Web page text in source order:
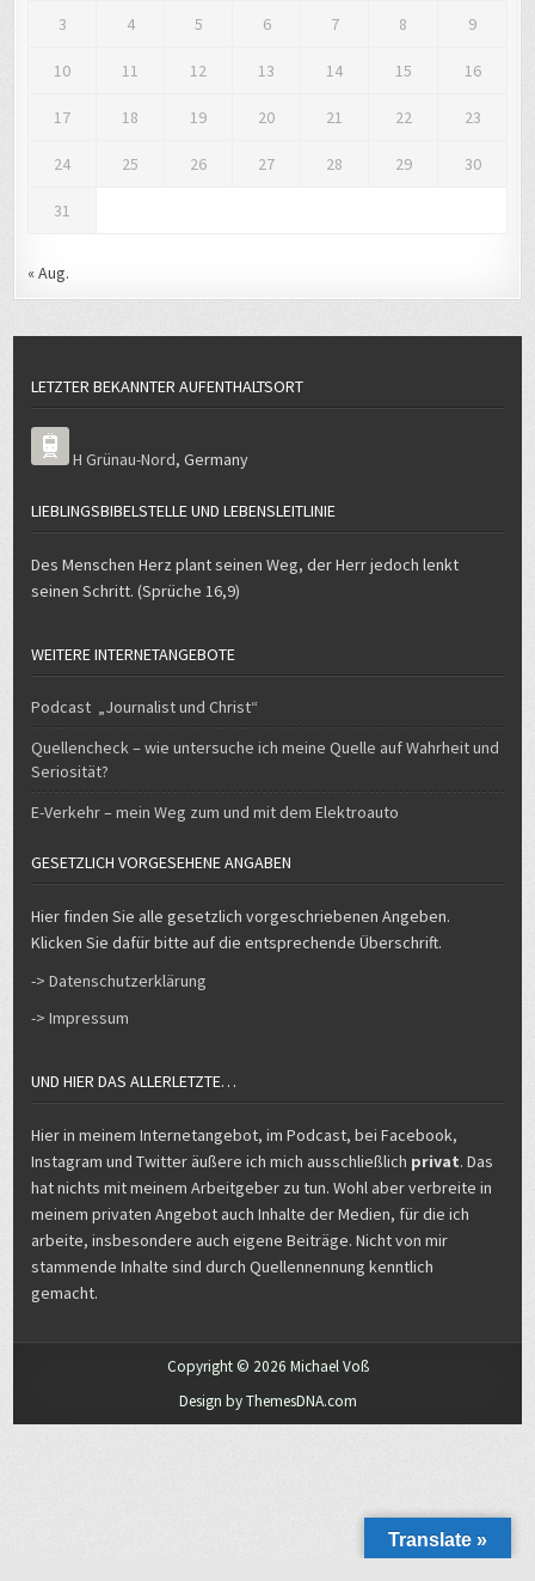
3 4 5 6 7 8 9
10 11 12 13 14 15 16
17 18 19 20 21 22 23
24 25 26 27 28 29 30
31
« Aug.
LETZTER BEKANNTER AUFENTHALTSORT
H Grünau-Nord,Germany
LIEBLINGSBIBELSTELLE UND LEBENSLEITLINIE
Des Menschen Herz plant seinen Weg, der Herr jedoch lenkt
seinen Schritt. (Sprüche 16,9)
WEITERE INTERNETANGEBOTE
Podcast „Journalist und Christ“
Quellencheck – wie untersuche ich meine Quelle auf Wahrheit und
Seriosität?
E-Verkehr – mein Weg zum und mit dem Elektroauto
GESETZLICH VORGESEHENE ANGABEN
Hier finden Sie alle gesetzlich vorgeschriebenen Angeben.
Klicken Sie dafür bitte auf die entsprechende Überschrift.
-> Datenschutzerklärung
-> Impressum
UND HIER DAS ALLERLETZTE…
Hier in meinem Internetangebot, im Podcast, bei Facebook,
Instagram und Twitter äußere ich mich ausschließlich privat. Das
hat nichts mit meinem Arbeitgeber zu tun. Wohl aber verbreite in
meinem privaten Angebot auch Inhalte der Medien, für die ich
arbeite, insbesondere auch eigene Beiträge. Nicht von mir
stammende Inhalte sind durch Quellennennung kenntlich
gemacht.
Copyright © 2026 Michael Voß
Design by ThemesDNA.com
Translate »